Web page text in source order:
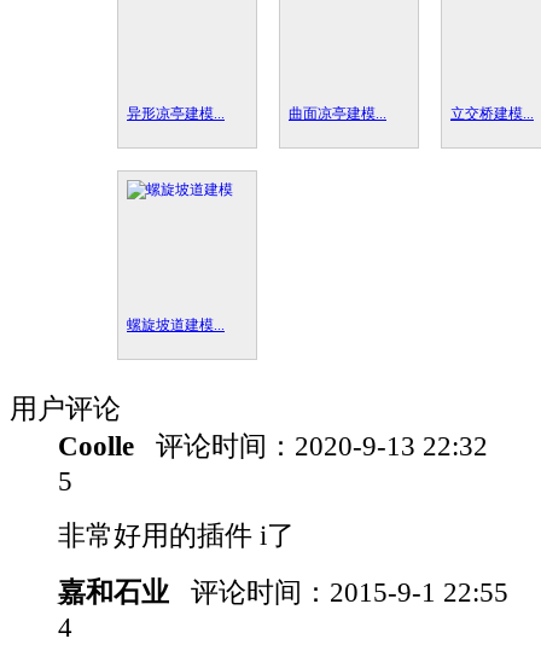
异形凉亭建模... 曲面凉亭建模... 立交桥建模...
螺旋坡道建模...
用户评论
Coolle
评论时间： 2020-9-13 22:32
5
非常好用的插件 i了
嘉和石业
评论时间： 2015-9-1 22:55
4